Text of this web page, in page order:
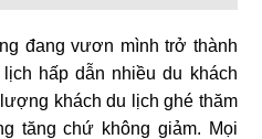
đang vươn mình trở thành
hấp dẫn nhiều du khách
khách du lịch ghé thăm
tăng chứ không giảm. Mọi